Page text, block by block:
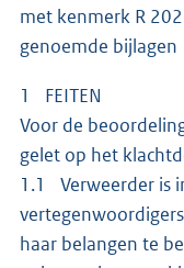
met kenmerk R
genoemde
1 FEITEN
Voor de
gelet op het
1.1 Verweerder is
haar belangen te